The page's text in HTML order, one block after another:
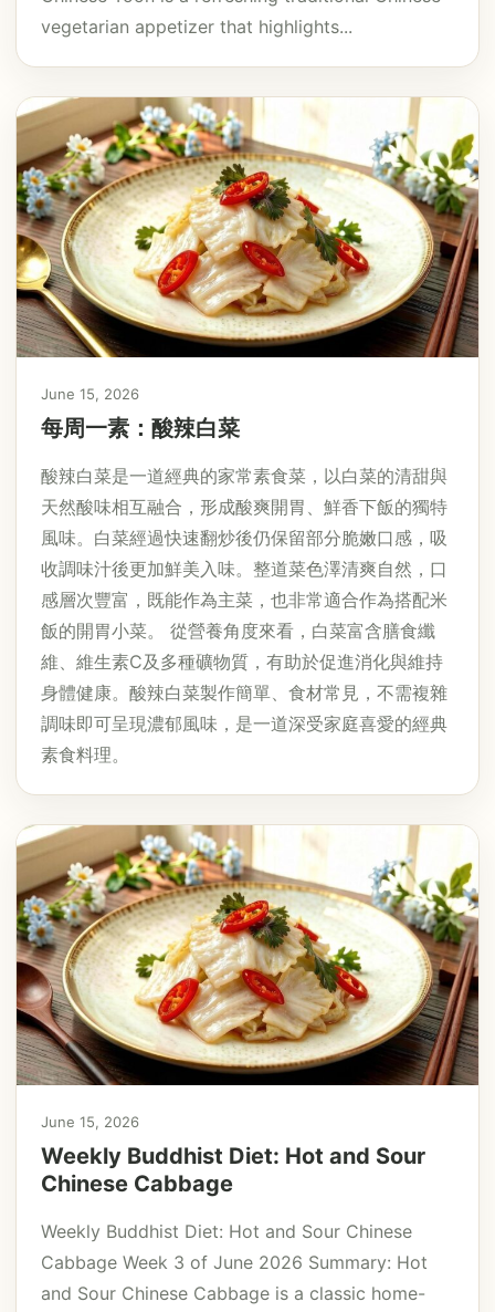
vegetarian appetizer that highlights...
June 15, 2026
每周一素：酸辣白菜
酸辣白菜是一道經典的家常素食菜，以白菜的清甜與
天然酸味相互融合，形成酸爽開胃、鮮香下飯的獨特
風味。白菜經過快速翻炒後仍保留部分脆嫩口感，吸
收調味汁後更加鮮美入味。整道菜色澤清爽自然，口
感層次豐富，既能作為主菜，也非常適合作為搭配米
飯的開胃小菜。 從營養角度來看，白菜富含膳食纖
維、維生素C及多種礦物質，有助於促進消化與維持
身體健康。酸辣白菜製作簡單、食材常見，不需複雜
調味即可呈現濃郁風味，是一道深受家庭喜愛的經典
素食料理。
June 15, 2026
Weekly Buddhist Diet: Hot and Sour
Chinese Cabbage
Weekly Buddhist Diet: Hot and Sour Chinese
Cabbage Week 3 of June 2026 Summary: Hot
and Sour Chinese Cabbage is a classic home-